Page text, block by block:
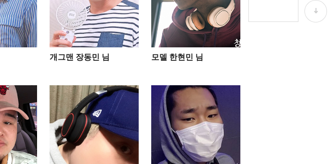
개그맨 장동민 님 모델 한현민 님